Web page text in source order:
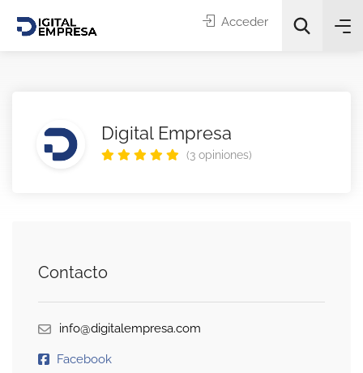
Acceder
Digital Empresa
(3 opiniones)
Contacto
info@digitalempresa.com
Facebook